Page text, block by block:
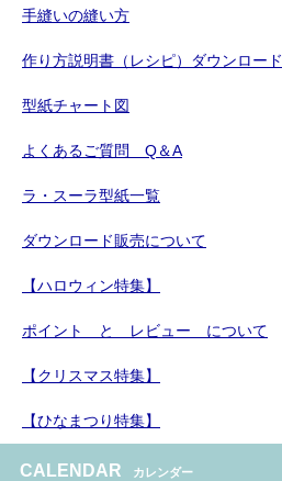
手縫いの縫い方
作り方説明書（レシピ）ダウンロード
型紙チャート図
よくあるご質問 Q＆A
ラ・スーラ型紙一覧
ダウンロード販売について
【ハロウィン特集】
ポイント と レビュー について
【クリスマス特集】
【ひなまつり特集】
CALENDAR カレンダー